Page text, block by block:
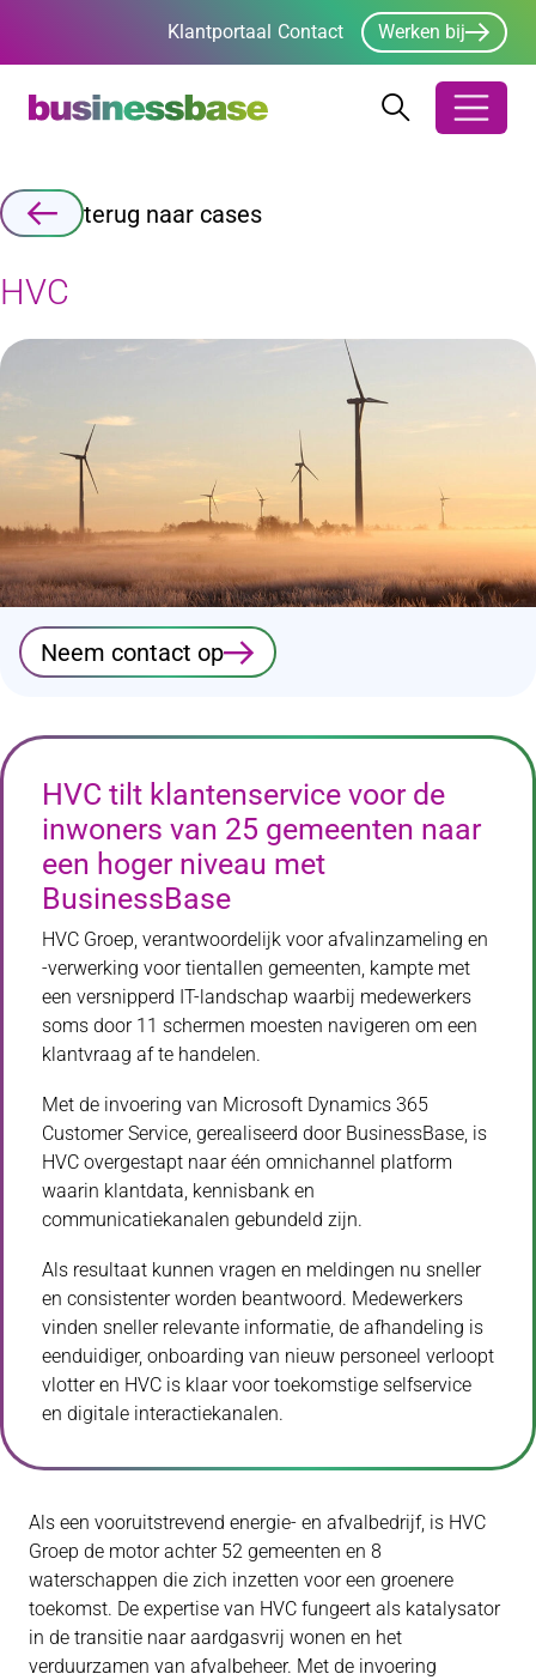
Klantportaal Contact Werken bij
Zoeken Zoeken
terug naar cases
HVC
Neem contact op
HVC tilt klantenservice voor de
inwoners van 25 gemeenten naar
een hoger niveau met
BusinessBase
HVC Groep, verantwoordelijk voor afvalinzameling en
-verwerking voor tientallen gemeenten, kampte met
een versnipperd IT-landschap waarbij medewerkers
soms door 11 schermen moesten navigeren om een
klantvraag af te handelen.
Met de invoering van Microsoft Dynamics 365
Customer Service, gerealiseerd door BusinessBase, is
HVC overgestapt naar één omnichannel platform
waarin klantdata, kennisbank en
communicatiekanalen gebundeld zijn.
Als resultaat kunnen vragen en meldingen nu sneller
en consistenter worden beantwoord. Medewerkers
vinden sneller relevante informatie, de afhandeling is
eenduidiger, onboarding van nieuw personeel verloopt
vlotter en HVC is klaar voor toekomstige selfservice
en digitale interactiekanalen.
Als een vooruitstrevend energie- en afvalbedrijf, is HVC
Groep de motor achter 52 gemeenten en 8
waterschappen die zich inzetten voor een groenere
toekomst. De expertise van HVC fungeert als katalysator
in de transitie naar aardgasvrij wonen en het
verduurzamen van afvalbeheer. Met de invoering